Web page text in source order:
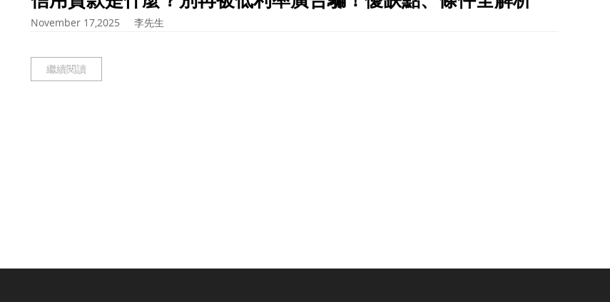
November 17,2025 李先生
繼續閱讀